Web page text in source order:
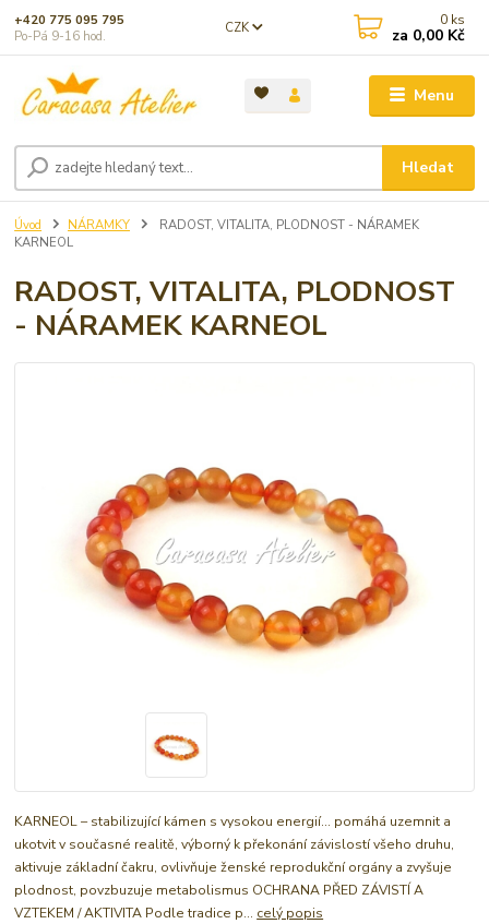
Menu
CZK
Hledat
+420 775 095 795
Po-Pá 9-16 hod.
0 ks
za 0,00 Kč
Úvod NÁRAMKY
RADOST, VITALITA, PLODNOST - NÁRAMEK
KARNEOL
RADOST, VITALITA, PLODNOST
- NÁRAMEK KARNEOL
KARNEOL – stabilizující kámen s vysokou energií… pomáhá uzemnit a
ukotvit v současné realitě, výborný k překonání závislostí všeho druhu,
aktivuje základní čakru, ovlivňuje ženské reprodukční orgány a zvyšuje
plodnost, povzbuzuje metabolismus OCHRANA PŘED ZÁVISTÍ A
VZTEKEM / AKTIVITA Podle tradice p... celý popis